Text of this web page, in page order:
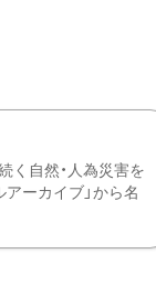
く自然・人為災害を
ーカイブ」から名